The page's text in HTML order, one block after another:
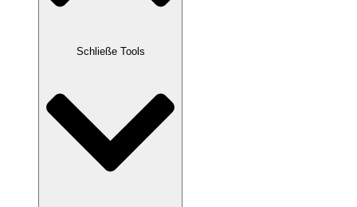
Schließe Tools